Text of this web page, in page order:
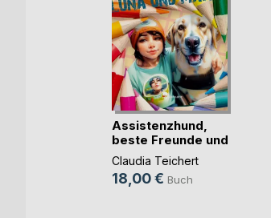
Assistenzhund,
beste Freunde und
s(...)
Claudia Teichert
18,00 € Buch